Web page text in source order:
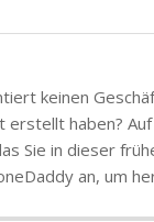
keinen
erstellt haben?
Sie in dieser
an, um